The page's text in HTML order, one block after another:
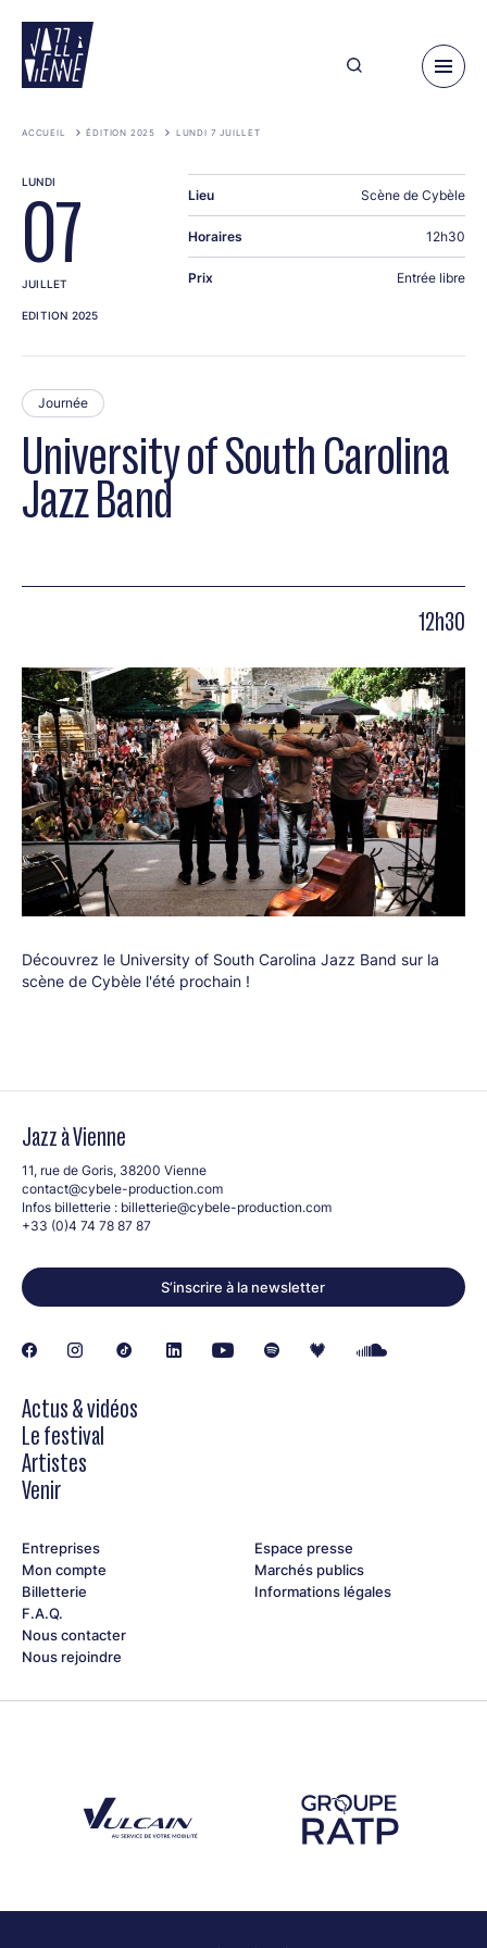
contenu
principal
ACCUEIL ÉDITION 2025 LUNDI 7 JUILLET
University of South Carolina
Jazz Band
Journée
12h30
Découvrez le University of South Carolina Jazz Band sur la
scène de Cybèle l'été prochain !
LUNDI
07
JUILLET
EDITION 2025
Lieu Scène de Cybèle
Horaires 12h30
Prix Entrée libre
Jazz à Vienne
11, rue de Goris, 38200 Vienne
contact@cybele-production.com
Infos billetterie : billetterie@cybele-production.com
+33 (0)4 74 78 87 87
S’inscrire à la newsletter
Actus & vidéos
Le festival
Artistes
Venir
Entreprises
Mon compte
Billetterie
F.A.Q.
Nous contacter
Nous rejoindre
Espace presse
Marchés publics
Informations légales